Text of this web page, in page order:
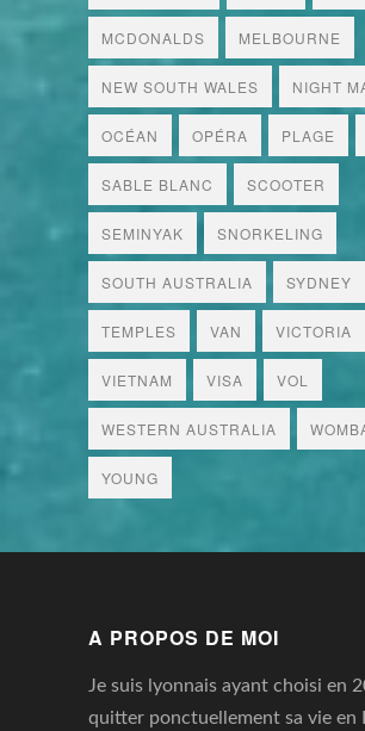
MCDONALDS MELBOURNE
NEW SOUTH WALES NIGHT
OCÉAN OPÉRA PLAGE
SABLE BLANC SCOOTER
SEMINYAK SNORKELING
SOUTH AUSTRALIA SYDNEY
TEMPLES VAN VICTORIA
VIETNAM VISA VOL
WESTERN AUSTRALIA
YOUNG
A PROPOS DE MOI
Je suis lyonnais ayant choisi en
quitter ponctuellement sa vie en